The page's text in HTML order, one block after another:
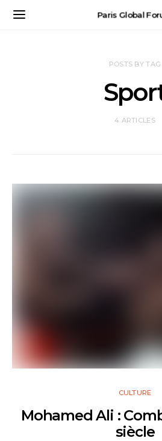
Paris Global
POSTS BY TAG
4 ARTICLES
CULTURE
Mohamed Ali :
siècle